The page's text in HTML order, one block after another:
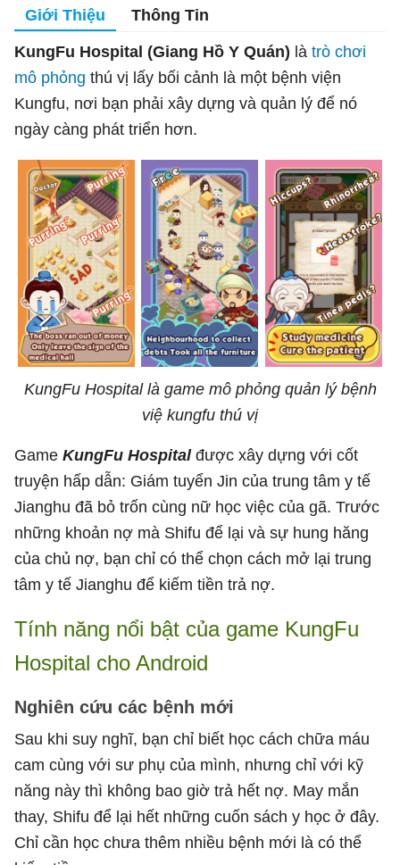
Giới Thiệu Thông Tin
KungFu Hospital (Giang Hồ Y Quán) là trò chơi
mô phỏng thú vị lấy bối cảnh là một bệnh viện
Kungfu, nơi bạn phải xây dựng và quản lý để nó
ngày càng phát triển hơn.
KungFu Hospital là game mô phỏng quản lý bệnh
việ kungfu thú vị
Game KungFu Hospitalđược xây dựng với cốt
truyện hấp dẫn: Giám tuyển Jin của trung tâm y tế
Jianghu đã bỏ trốn cùng nữ học việc của gã. Trước
những khoản nợ mà Shifu để lại và sự hung hăng
của chủ nợ, bạn chỉ có thể chọn cách mở lại trung
tâm y tế Jianghu để kiếm tiền trả nợ.
Tính năng nổi bật của game KungFu
Hospital cho Android
Nghiên cứu các bệnh mới
Sau khi suy nghĩ, bạn chỉ biết học cách chữa máu
cam cùng với sư phụ của mình, nhưng chỉ với kỹ
năng này thì không bao giờ trả hết nợ. May mắn
thay, Shifu để lại hết những cuốn sách y học ở đây.
Chỉ cần học chưa thêm nhiều bệnh mới là có thể